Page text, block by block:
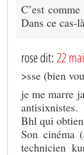
C’est
Dans ce cas-
rose dit: 22
>sse (bien
je me marre
antisixnistes.
Bhl qui
Son cinéma
technicien